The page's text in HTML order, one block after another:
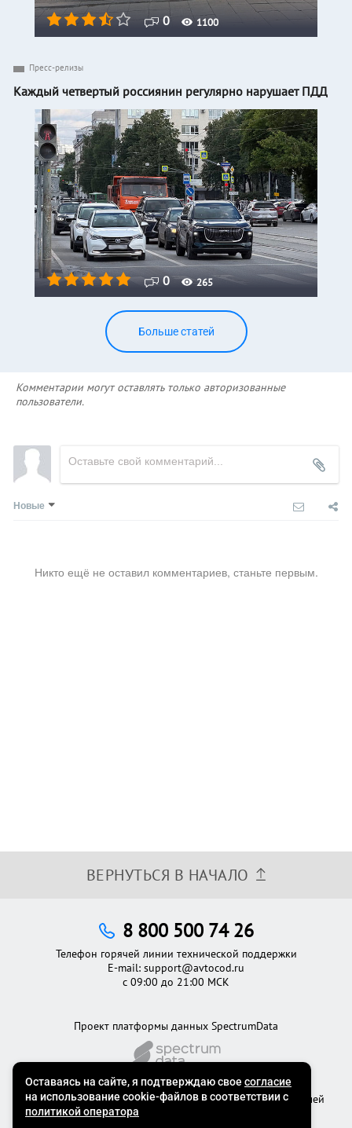
0 1100
0 265
Пресс-релизы
Каждый четвертый россиянин регулярно нарушает ПДД
Больше статей
Комментарии могут оставлять только авторизованные
пользователи.
Новые
Никто ещё не оставил комментариев, станьте первым.
ВЕРНУТЬСЯ В НАЧАЛО
©2012 - 2026Официальный сервис проверки автомобилей
Проект платформы данных SpectrumData
8 800 500 74 26
Телефон горячей линии технической поддержки
E-mail: support@avtocod.ru
с 09:00 до 21:00 МСК